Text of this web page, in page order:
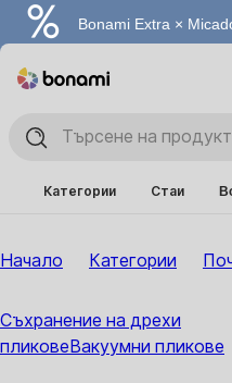
Bonami Extra ×
Категории Стаи
Начало Категории
Съхранение на дрехи
пликове Вакуумни пликове